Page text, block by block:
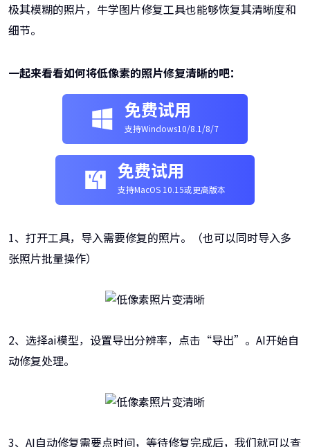
极其模糊的照片，牛学图片修复工具也能够恢复其清晰度和
细节。
一起来看看如何将低像素的照片修复清晰的吧：
免费试用
支持Windows10/8.1/8/7
免费试用
支持MacOS 10.15或更高版本
1、打开工具，导入需要修复的照片。（也可以同时导入多
张照片批量操作）
2、选择ai模型，设置导出分辨率，点击“导出”。AI开始自
动修复处理。
3、AI自动修复需要点时间，等待修复完成后，我们就可以查